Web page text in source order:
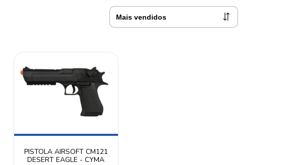
PISTOLA AIRSOFT CM121
DESERT EAGLE - CYMA